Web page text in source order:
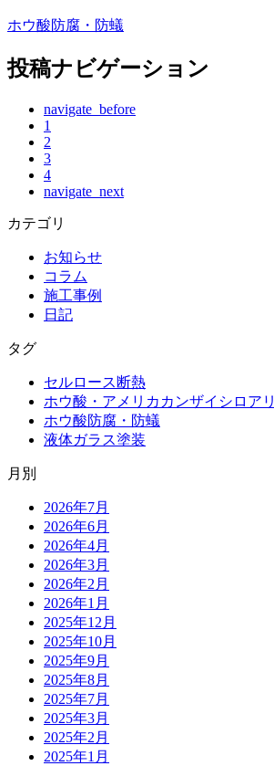
ホウ酸防腐・防蟻
投稿ナビゲーション
navigate_before
1
2
3
4
navigate_next
カテゴリ
お知らせ
コラム
施工事例
日記
タグ
セルロース断熱
ホウ酸・アメリカカンザイシロアリ
ホウ酸防腐・防蟻
液体ガラス塗装
月別
2026年7月
2026年6月
2026年4月
2026年3月
2026年2月
2026年1月
2025年12月
2025年10月
2025年9月
2025年8月
2025年7月
2025年3月
2025年2月
2025年1月